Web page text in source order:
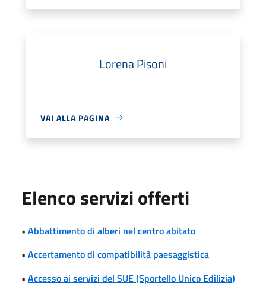
Lorena Pisoni
VAI ALLA PAGINA
Elenco servizi offerti
• Abbattimento di alberi nel centro abitato
• Accertamento di compatibilità paesaggistica
• Accesso ai servizi del SUE (Sportello Unico Edilizia)